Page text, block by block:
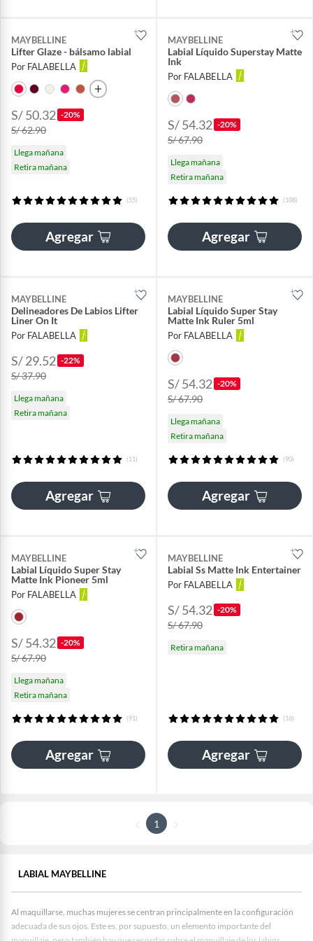
MAYBELLINE
Lifter Glaze - bálsamo labial
Por FALABELLA
S/ 50.32 -20%
S/ 62.90
Llega mañana
Retira mañana
(55)
Agregar
MAYBELLINE
Labial Líquido Superstay Matte
Ink
Por FALABELLA
S/ 54.32 -20%
S/ 67.90
Llega mañana
Retira mañana
(108)
Agregar
MAYBELLINE
Delineadores De Labios Lifter
Liner On It
Por FALABELLA
S/ 29.52 -22%
S/ 37.90
Llega mañana
Retira mañana
(11)
Agregar
MAYBELLINE
Labial Líquido Super Stay
Matte Ink Ruler 5ml
Por FALABELLA
S/ 54.32 -20%
S/ 67.90
Llega mañana
Retira mañana
(90)
Agregar
MAYBELLINE
Labial Líquido Super Stay
Matte Ink Pioneer 5ml
Por FALABELLA
S/ 54.32 -20%
S/ 67.90
Llega mañana
Retira mañana
(91)
Agregar
MAYBELLINE
Labial Ss Matte Ink Entertainer
Por FALABELLA
S/ 54.32 -20%
S/ 67.90
Retira mañana
(16)
Agregar
1
LABIAL MAYBELLINE
Al maquillarse, muchas mujeres se centran principalmente en la configuración
adecuada de sus ojos. Este es, por supuesto, un elemento importante del